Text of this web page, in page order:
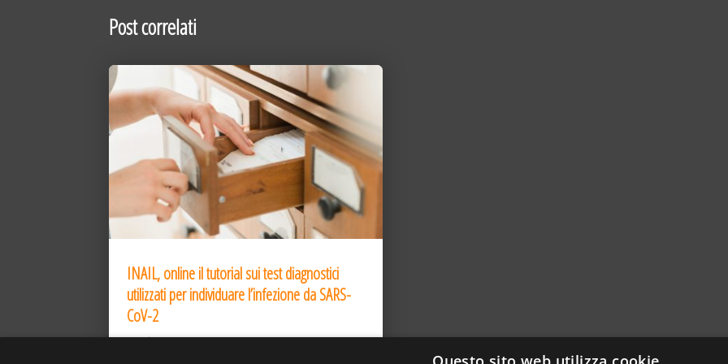
Post correlati
INAIL, online il tutorial sui test diagnostici
utilizzati per individuare l’infezione da SARS-
CoV-2
31 Dic 2020